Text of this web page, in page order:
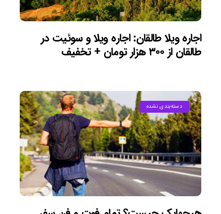
اجاره ویلا طالقان: اجاره ویلا و سوئیت در
طالقان از ۳۰۰ هزار تومان + تخفیف
دسته‌بندی نشده